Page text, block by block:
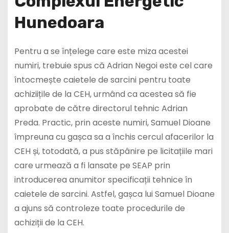
Hunedoara
Pentru a se înțelege care este miza acestei
numiri, trebuie spus că Adrian Negoi este cel care
întocmește caietele de sarcini pentru toate
achiziițile de la CEH, urmând ca acestea să fie
aprobate de către directorul tehnic Adrian
Preda. Practic, prin aceste numiri, Samuel Dioane
împreuna cu gașca sa a închis cercul afacerilor la
CEH și, totodată, a pus stăpânire pe licitațiile mari
care urmează a fi lansate pe SEAP prin
introducerea anumitor specificații tehnice în
caietele de sarcini. Astfel, gașca lui Samuel Dioane
a ajuns să controleze toate procedurile de
achiziții de la CEH.